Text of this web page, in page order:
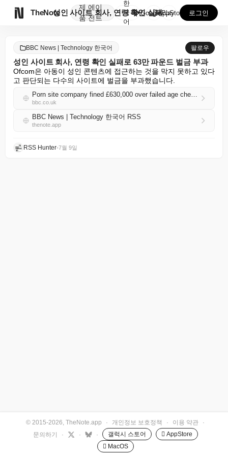
TheNote
제
품
에이
전트
성인 사이트 회사, 연령 확인 실패로 63만 파운드 벌...
한
국
어
GooglePlay
AppStore 로그인
BBC News | Technology 한국어 팔로우
성인 사이트 회사, 연령 확인 실패로 63만 파운드 벌금 부과
Ofcom은 아동이 성인 콘텐츠에 접근하는 것을 막지 못하고 있다
고 판단되는 다수의 사이트에 벌금을 부과했습니다.
Porn site company fined £630,000 over failed age checks
bbc.co.uk
BBC News | Technology 한국어 RSS
thenote.app
RSS Hunter•7월 9일
© 2015-2026, TheNote.app · 개인정보 보호정책 · 이용 약관
·
문의하기
· · · 갤럭시 스토어
 AppStore
 MacOS